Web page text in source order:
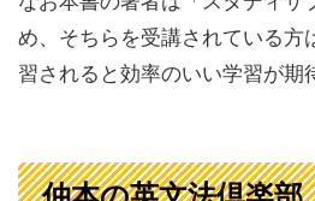
め、そちらを受講されている方
習されると効率のいい学習が期